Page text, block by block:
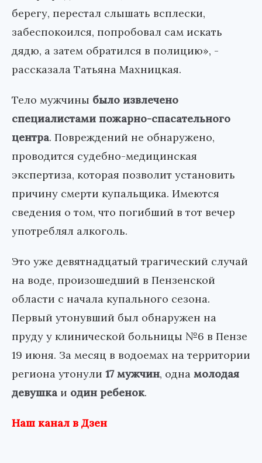
берегу, перестал слышать всплески,
забеспокоился, попробовал сам искать
дядю, а затем обратился в полицию», -
рассказала Татьяна Махницкая.
Тело мужчины было извлечено
специалистами пожарно-спасательного
центра. Повреждений не обнаружено,
проводится судебно-медицинская
экспертиза, которая позволит установить
причину смерти купальщика. Имеются
сведения о том, что погибший в тот вечер
употреблял алкоголь.
Это уже девятнадцатый трагический случай
на воде, произошедший в Пензенской
области с начала купального сезона.
Первый утонувший был обнаружен на
пруду у клинической больницы №6 в Пензе
19 июня. За месяц в водоемах на территории
региона утонули 17 мужчин, одна молодая
девушка и один ребенок.
Наш канал в Дзен